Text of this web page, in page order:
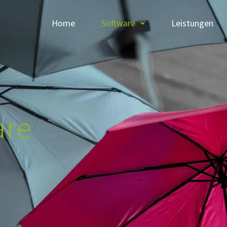
Home Software Leistungen